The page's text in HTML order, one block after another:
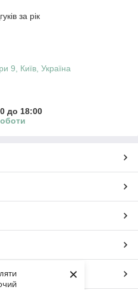
×
за рік
9, Київ, Україна
до 18:00